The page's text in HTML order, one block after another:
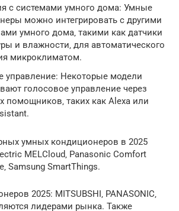
с системами умного дома: Умные
можно интегрировать с другими
умного дома‚ такими как датчики
и влажности‚ для автоматического
микроклиматом.
управление: Некоторые модели
голосовое управление через
помощников‚ таких как Alexa или
умных кондиционеров в 2025
MELCloud‚ Panasonic Comfort
Samsung SmartThings.
2025: MITSUBSHI‚ PANASONIC‚
лидерами рынка. Также